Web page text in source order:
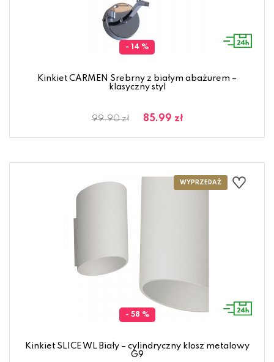
- 14 %
Kinkiet CARMEN Srebrny z białym abażurem –
klasyczny styl
99.90 zł 85.99 zł
- 58 %
Kinkiet SLICE WL Biały – cylindryczny klosz metalowy
G9